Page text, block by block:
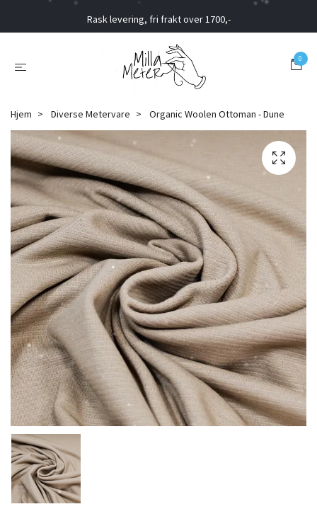
Rask levering, fri frakt over 1700,-
0
Hjem Diverse Metervare Organic Woolen Ottoman - Dune